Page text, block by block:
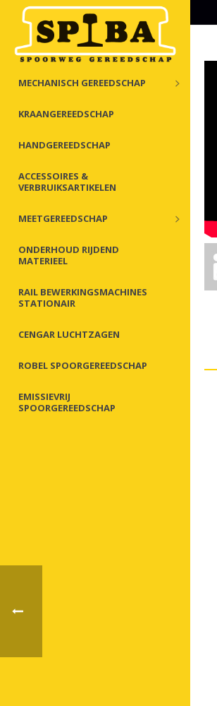
MECHANISCH GEREEDSCHAP
KRAANGEREEDSCHAP
HANDGEREEDSCHAP
ACCESSOIRES &
VERBRUIKSARTIKELEN
MEETGEREEDSCHAP
ONDERHOUD RIJDEND
MATERIEEL
RAIL BEWERKINGSMACHINES
STATIONAIR
CENGAR LUCHTZAGEN
ROBEL SPOORGEREEDSCHAP
EMISSIEVRIJ
SPOORGEREEDSCHAP